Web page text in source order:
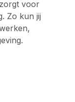
voor
Zo kun jij